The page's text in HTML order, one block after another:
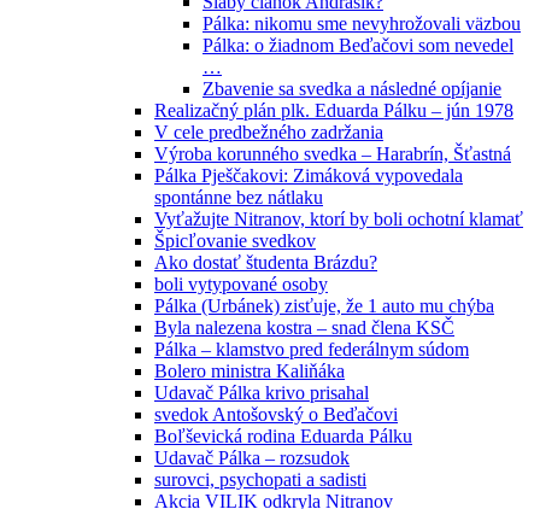
Pálka: nikomu sme nevyhrožovali väzbou
Pálka: o žiadnom Beďačovi som nevedel
…
Zbavenie sa svedka a následné opíjanie
Realizačný plán plk. Eduarda Pálku – jún 1978
V cele predbežného zadržania
Výroba korunného svedka – Harabrín, Šťastná
Pálka Pješčakovi: Zimáková vypovedala
spontánne bez nátlaku
Vyťažujte Nitranov, ktorí by boli ochotní klamať
Špicľovanie svedkov
Ako dostať študenta Brázdu?
boli vytypované osoby
Pálka (Urbánek) zisťuje, že 1 auto mu chýba
Byla nalezena kostra – snad člena KSČ
Pálka – klamstvo pred federálnym súdom
Bolero ministra Kaliňáka
Udavač Pálka krivo prisahal
svedok Antošovský o Beďačovi
Boľševická rodina Eduarda Pálku
Udavač Pálka – rozsudok
surovci, psychopati a sadisti
Akcia VILIK odkryla Nitranov